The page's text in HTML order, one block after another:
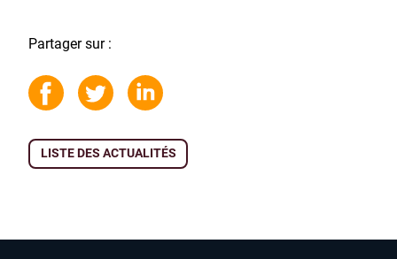
Partager sur :
LISTE DES ACTUALITÉS